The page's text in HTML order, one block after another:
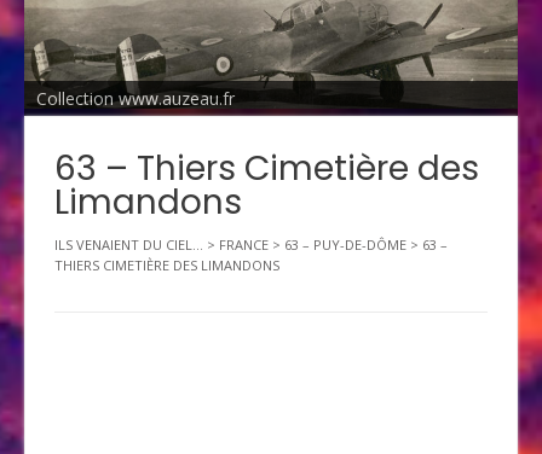
Collection www.auzeau.fr
63 – Thiers Cimetière des
Limandons
ILS VENAIENT DU CIEL... > FRANCE > 63 – PUY-DE-DÔME > 63 –
THIERS CIMETIÈRE DES LIMANDONS